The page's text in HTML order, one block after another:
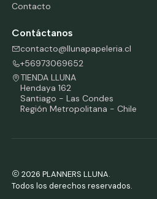
Contacto
Contáctanos
contacto@llunapapeleria.cl
+56973069652
TIENDA LLUNA
Hendaya 162
Santiago - Las Condes
Región Metropolitana - Chile
2026 PLANNERS LLUNA.
Todos los derechos reservados.